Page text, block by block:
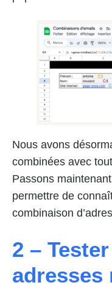
Nous avons
combinées avec
Passons
permettre de
combinaison
2 –
adresses